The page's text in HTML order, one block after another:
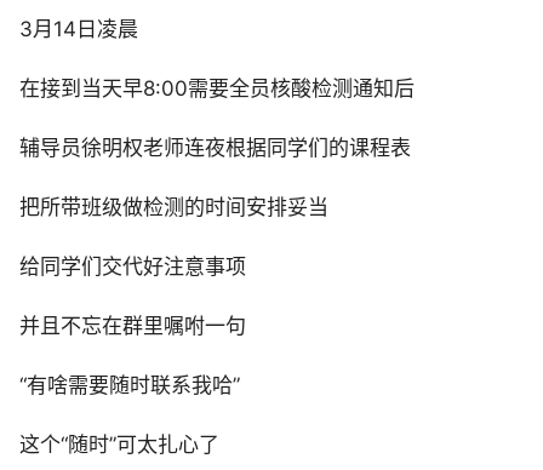
3月14日凌晨
在接到当天早8:00需要全员核酸检测通知后
辅导员徐明权老师连夜根据同学们的课程表
把所带班级做检测的时间安排妥当
给同学们交代好注意事项
并且不忘在群里嘱咐一句
“有啥需要随时联系我哈”
这个“随时”可太扎心了